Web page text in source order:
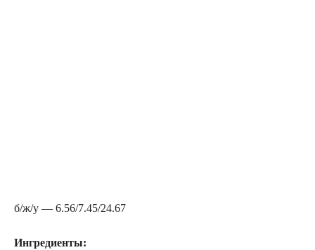
б/ж/у — 6.56/7.45/24.67
Ингредиенты: